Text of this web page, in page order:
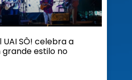
SÔ! celebra a
estilo no